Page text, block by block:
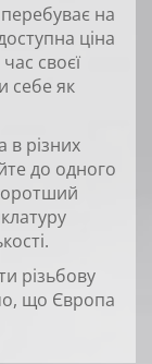
на
ціна
своєї
себе як
в різних
до одного
різьбову
що Європа